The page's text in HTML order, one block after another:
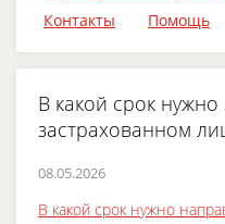
Контакты
Помощь
В какой срок
застрахованном
08.05.2026
В какой срок нужно